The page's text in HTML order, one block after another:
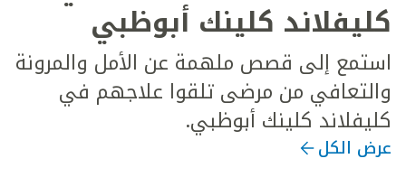
كليفلاند كلينك أبوظبي
استمع إلى قصص ملهمة عن الأمل والمرونة
والتعافي من مرضى تلقوا علاجهم في
كليفلاند كلينك أبوظبي.
عرض الكل